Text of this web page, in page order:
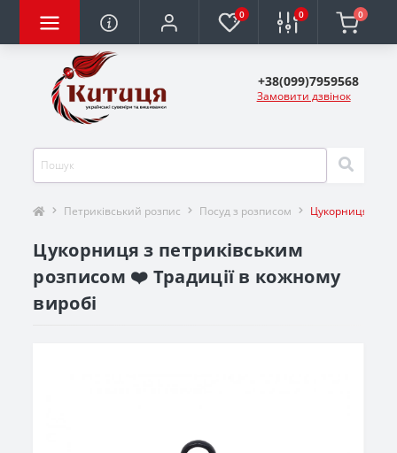
0 0 0
+38(099)7959568
Замовити дзвінок
Петриківський розпис Посуд з розписом Цукорниця з
Цукорниця з петриківським
розписом ❤️ Традиції в кожному
виробі